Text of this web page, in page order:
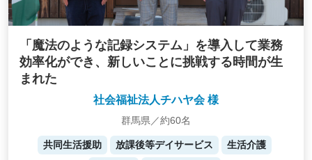
「魔法のような記録システム」を導入して業務
効率化ができ、新しいことに挑戦する時間が生
まれた
社会福祉法人チハヤ会 様
群馬県／約60名
共同生活援助 放課後等デイサービス
生活介護